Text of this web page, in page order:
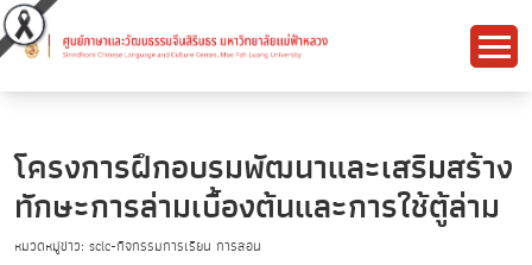
โครงการฝึกอบรมพัฒนาและเสริมสร้าง
ทักษะการล่ามเบื้องต้นและการใช้ตู้ล่าม
หมวดหมู่ข่าว: sclc-กิจกรรมการเรียน การสอน